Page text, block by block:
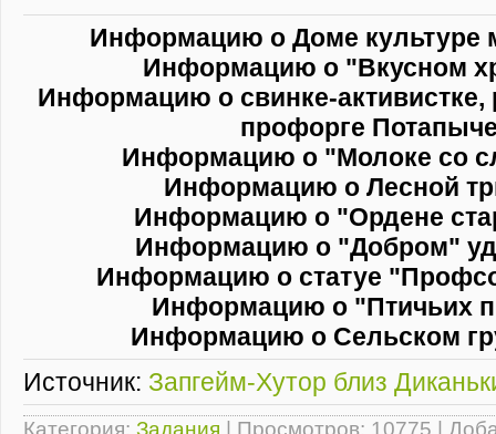
Информацию о Доме культуре
Информацию о "Вкусном
Информацию о свинке-активистке,
профорге
Информацию о "Молоке со
Информацию о Лесной
Информацию о "Ордене
Информацию о "Добром"
Информацию о статуе
Информацию о "Птичьих
Информацию о Сельском
Источник: Запгейм-Хутор близ
Категория: Задания Просмотров: 10775 |